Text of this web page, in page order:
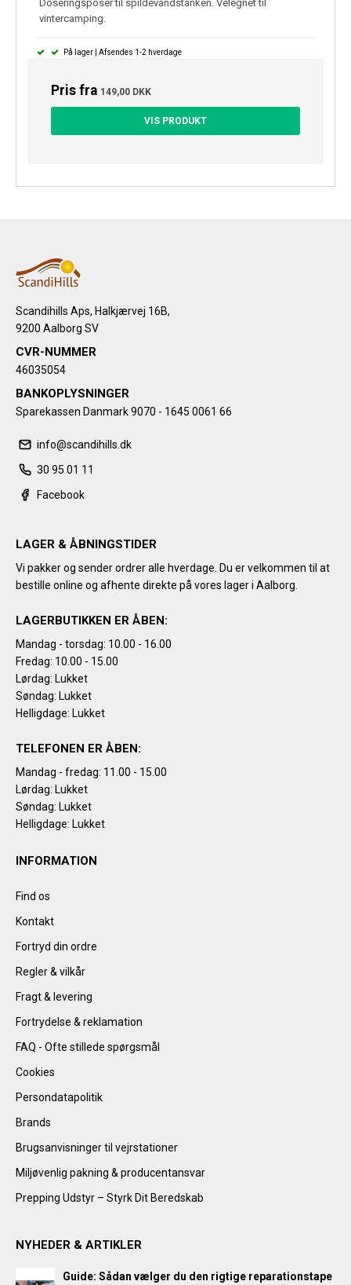
Doseringsposer til spildevandstanken. Velegnet til
vintercamping.
På lager | Afsendes 1-2 hverdage
Pris fra 149,00 DKK
VIS PRODUKT
Scandihills Aps, Halkjærvej 16B,
9200 Aalborg SV
CVR-NUMMER
46035054
BANKOPLYSNINGER
Sparekassen Danmark 9070 - 1645 0061 66
info@scandihills.dk
30 95 01 11
Facebook
LAGER & ÅBNINGSTIDER
Vi pakker og sender ordrer alle hverdage. Du er velkommen til at
bestille online og afhente direkte på vores lager i Aalborg.
LAGERBUTIKKEN ER ÅBEN:
Mandag - torsdag: 10.00 - 16.00
Fredag: 10.00 - 15.00
Lørdag: Lukket
Søndag: Lukket
Helligdage: Lukket
TELEFONEN ER ÅBEN:
Mandag - fredag: 11.00 - 15.00
Lørdag: Lukket
Søndag: Lukket
Helligdage: Lukket
INFORMATION
Find os
Kontakt
Fortryd din ordre
Regler & vilkår
Fragt & levering
Fortrydelse & reklamation
FAQ - Ofte stillede spørgsmål
Cookies
Persondatapolitik
Brands
Brugsanvisninger til vejrstationer
Miljøvenlig pakning & producentansvar
Prepping Udstyr – Styrk Dit Beredskab
NYHEDER & ARTIKLER
Guide: Sådan vælger du den rigtige reparationstape